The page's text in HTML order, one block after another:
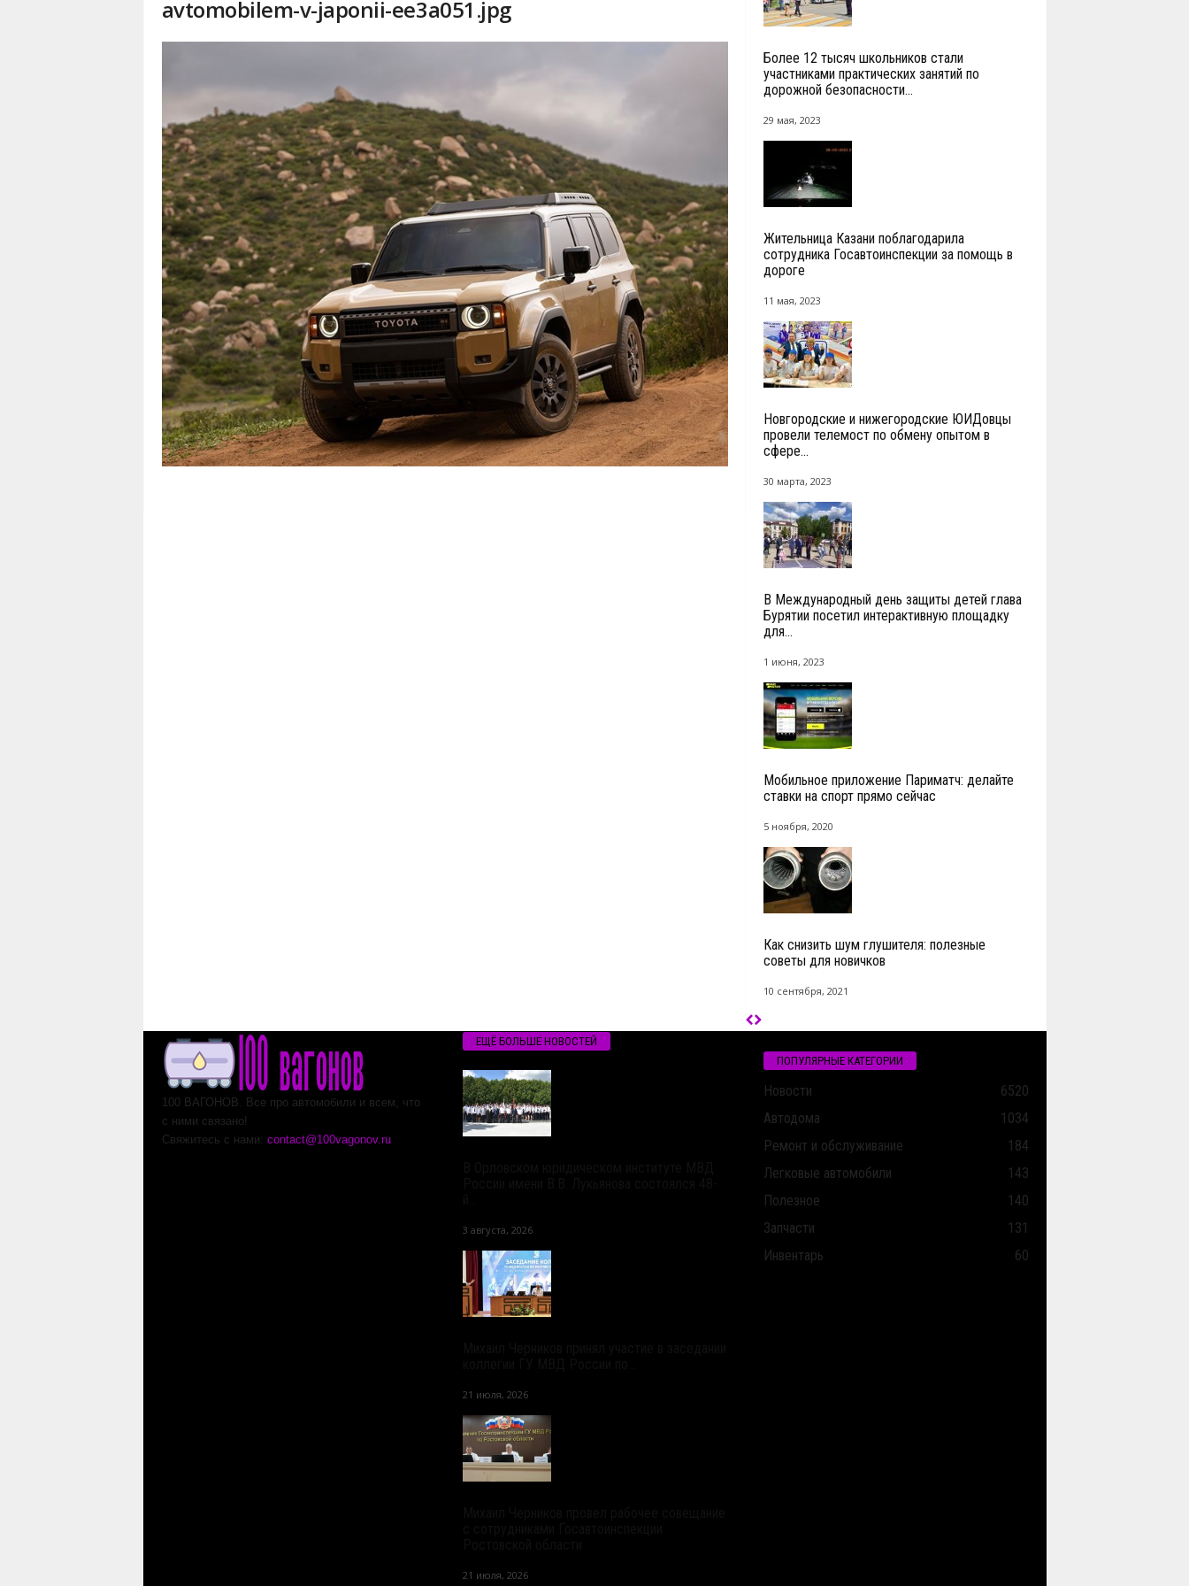
avtomobilem-v-japonii-ee3a051.jpg
Более 12 тысяч школьников стали
участниками практических занятий по
дорожной безопасности...
29 мая, 2023
Жительница Казани поблагодарила
сотрудника Госавтоинспекции за помощь в
дороге
11 мая, 2023
Новгородские и нижегородские ЮИДовцы
провели телемост по обмену опытом в
сфере...
30 марта, 2023
В Международный день защиты детей глава
Бурятии посетил интерактивную площадку
для...
1 июня, 2023
Мобильное приложение Париматч: делайте
ставки на спорт прямо сейчас
5 ноября, 2020
Как снизить шум глушителя: полезные
советы для новичков
10 сентября, 2021
100 ВАГОНОВ. Все про автомобили и всем, что
с ними связано!
Свяжитесь с нами: contact@100vagonov.ru
ЕЩЁ БОЛЬШЕ НОВОСТЕЙ
3 августа, 2026
21 июля, 2026
21 июля, 2026
ПОПУЛЯРНЫЕ КАТЕГОРИИ
Новости
6520
Автодома
1034
Ремонт и обслуживание
184
Легковые автомобили
143
Полезное
140
Запчасти
131
Инвентарь
60